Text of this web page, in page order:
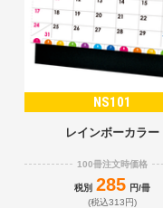
NS101
レインボーカラー
100冊注文時価格
税別 285 円/冊
(税込313円)